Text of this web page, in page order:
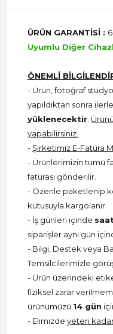
ÜRÜN GARANTİSİ :
Uyumlu Diğer
ÖNEMLİ
- Ürün, fotoğraf
yapıldıktan sonra
yüklenecektir
yapabilirsiniz.
-Şirketimiz E-Fatura
- Ürünlerimizin tümü
faturası gönderilir.
- Özenle paketlenip
kutusuyla kargolanır.
- İş günleri içinde
siparişler aynı gün
- Bilgi, Destek veya
Temsilcilerimizle
- Ürün üzerindeki
fiziksel zarar
ürünümüzü 14 gün
- Elimizde yeteri